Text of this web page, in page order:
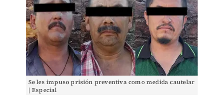
Se les impuso prisión preventiva como medida cautelar
| Especial